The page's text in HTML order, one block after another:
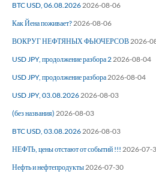
BTC USD, 06.08.20262026-08-06
Как Йена поживает?2026-08-06
ВОКРУГ НЕФТЯНЫХ ФЬЮЧЕРСОВ2026-
USD JPY, продолжение разбора 22026-08-04
USD JPY, продолжение разбора2026-08-04
USD JPY, 03.08.20262026-08-03
(без названия) 2026-08-03
BTC USD, 03.08.20262026-08-03
НЕФТЬ, цены отстают от событий !!! 2026-07-
Нефть и нефтепродукты2026-07-30